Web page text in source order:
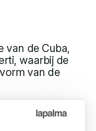
van de Cuba,
waarbij de
van de